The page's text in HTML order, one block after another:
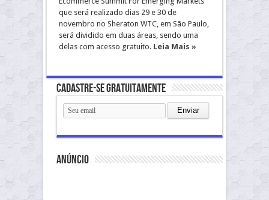
que será realizado dias 29 e 30 de
novembro no Sheraton WTC, em São Paulo,
será dividido em duas áreas, sendo uma
delas com acesso gratuito. Leia Mais »
Cadastre-se gratuitamente
anúncio